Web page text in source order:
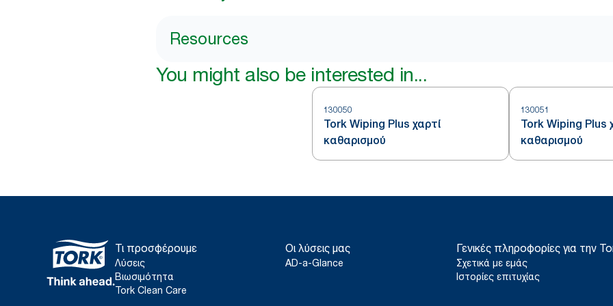
Resources
You might also be interested in...
130050
Tork Wiping Plus χαρτί
καθαρισμού
130051
Tork Wiping Plus
καθαρισμού
Τι προσφέρουμε
Λύσεις
Βιωσιμότητα
Tork Clean Care
Οι λύσεις μας
AD-a-Glance
Γενικές πληροφορίες για την
Σχετικά με εμάς
Ιστορίες επιτυχίας